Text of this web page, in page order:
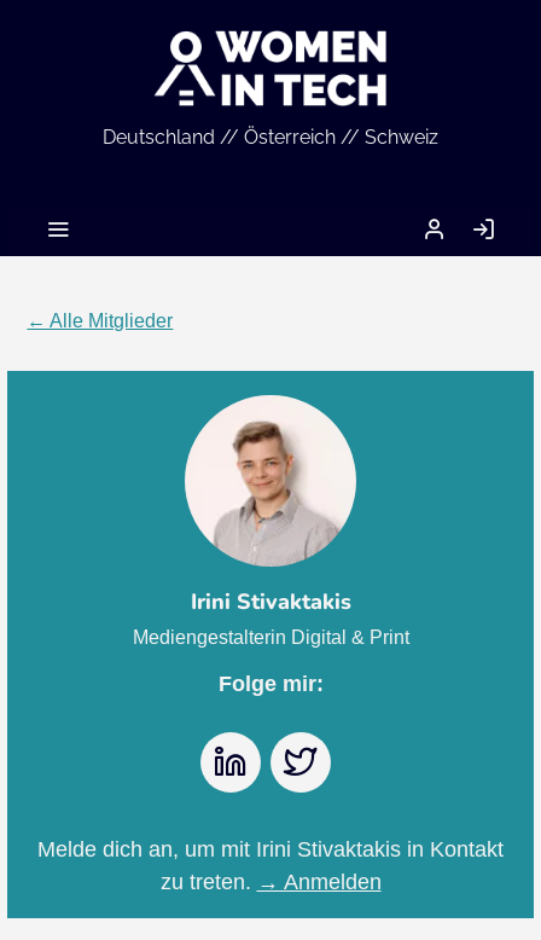
Deutschland // Österreich // Schweiz
MEIN
ACCOUNT
← Alle Mitglieder
Irini Stivaktakis
Mediengestalterin Digital & Print
Folge mir:
LinkedIn
Melde dich an, um mit Irini Stivaktakis in Kontakt
zu treten. → Anmelden